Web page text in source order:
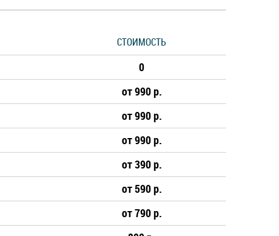
СТОИМОСТЬ
0
от 990 р.
от 990 р.
от 990 р.
от 390 р.
от 590 р.
от 790 р.